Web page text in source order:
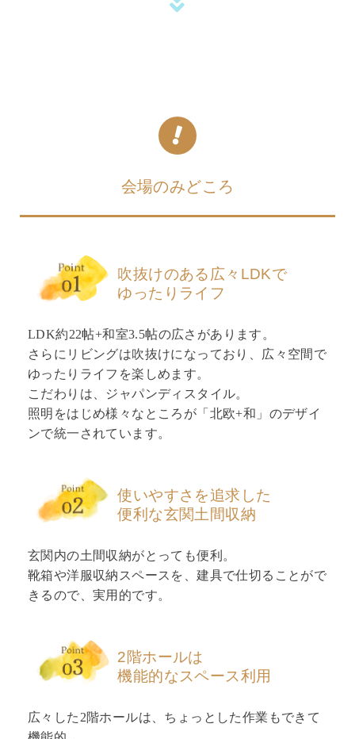
会場のみどころ
吹抜けのある広々LDKで
ゆったりライフ
LDK約22帖+和室3.5帖の広さがあります。
さらにリビングは吹抜けになっており、広々空間で
ゆったりライフを楽しめます。
こだわりは、ジャパンディスタイル。
照明をはじめ様々なところが「北欧+和」のデザイ
ンで統一されています。
使いやすさを追求した
便利な玄関土間収納
玄関内の土間収納がとっても便利。
靴箱や洋服収納スペースを、建具で仕切ることがで
きるので、実用的です。
2階ホールは
機能的なスペース利用
広々した2階ホールは、ちょっとした作業もできて